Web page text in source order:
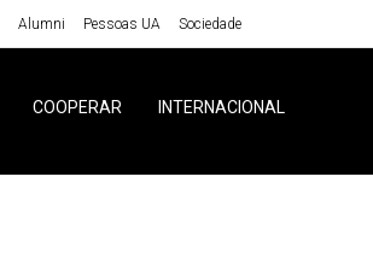
Alumni Pessoas UA Sociedade
COOPERAR INTERNACIONAL